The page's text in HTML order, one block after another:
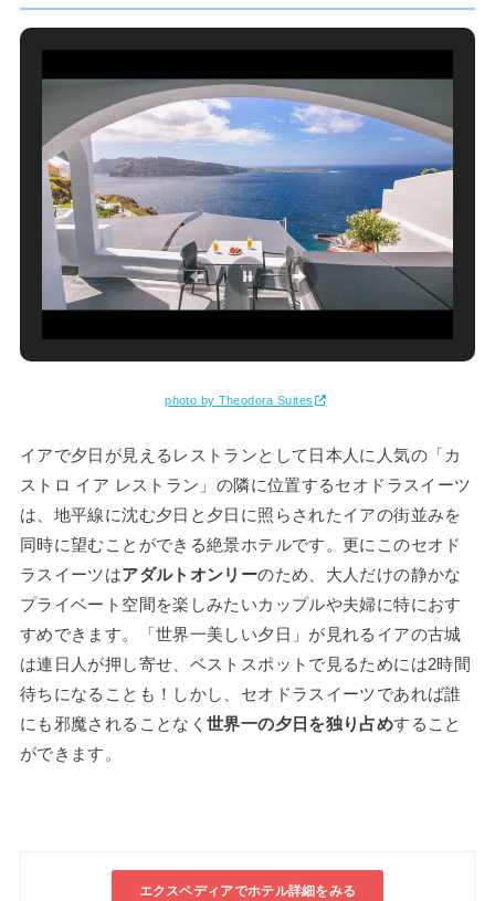
photo by Theodora Suites
イアで夕日が見えるレストランとして日本人に人気の「カ
ストロ イア レストラン」の隣に位置するセオドラスイーツ
は、地平線に沈む夕日と夕日に照らされたイアの街並みを
同時に望むことができる絶景ホテルです。更にこのセオド
ラスイーツはアダルトオンリーのため、大人だけの静かな
プライベート空間を楽しみたいカップルや夫婦に特におす
すめできます。「世界一美しい夕日」が見れるイアの古城
は連日人が押し寄せ、ベストスポットで見るためには2時間
待ちになることも！しかし、セオドラスイーツであれば誰
にも邪魔されることなく世界一の夕日を独り占めすること
ができます。
エクスペディアでホテル詳細をみる